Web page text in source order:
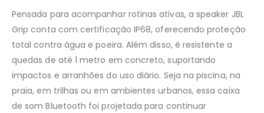
Pensada para acompanhar rotinas ativas, a speaker JBL
Grip conta com certificação IP68, oferecendo proteção
total contra água e poeira. Além disso, é resistente a
quedas de até 1 metro em concreto, suportando
impactos e arranhões do uso diário. Seja na piscina, na
praia, em trilhas ou em ambientes urbanos, essa caixa
de som Bluetooth foi projetada para continuar